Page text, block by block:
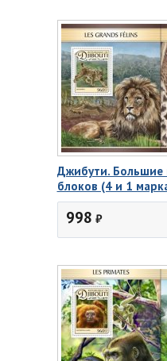
Джибути. Большие
блоков (4 и 1
998 ₽